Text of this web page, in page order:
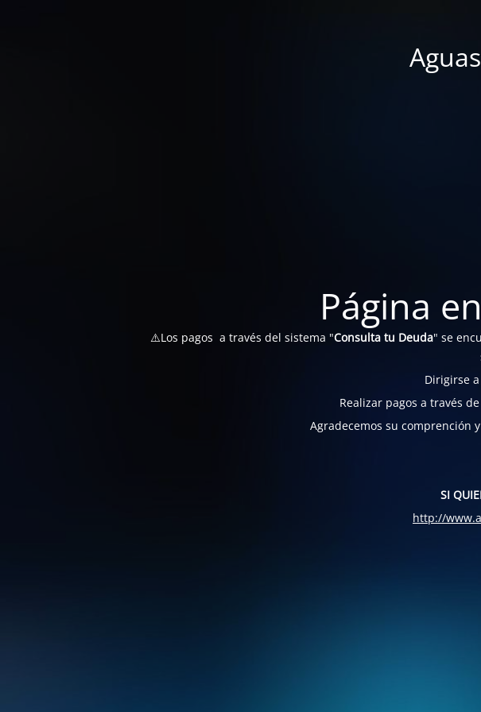
Página
⚠️Los pagos a través del sistema "Consulta tu Deuda" se
Dirigirse
Realizar pagos a través
Agradecemos su comprención
SI
http://